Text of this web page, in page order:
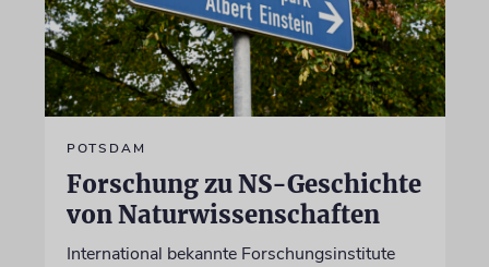
POTSDAM
Forschung zu NS-Geschichte
von Naturwissenschaften
International bekannte Forschungsinstitute